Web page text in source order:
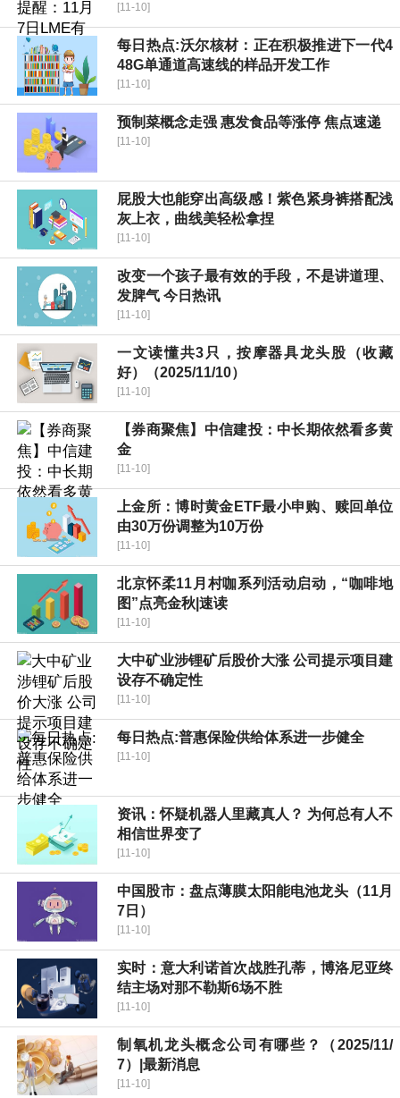
[11-10]
每日热点:沃尔核材：正在积极推进下一代4
48G单通道高速线的样品开发工作
[11-10]
预制菜概念走强 惠发食品等涨停 焦点速递
[11-10]
屁股大也能穿出高级感！紫色紧身裤搭配浅
灰上衣，曲线美轻松拿捏
[11-10]
改变一个孩子最有效的手段，不是讲道理、
发脾气 今日热讯
[11-10]
一文读懂共3只，按摩器具龙头股（收藏
好）（2025/11/10）
[11-10]
【券商聚焦】中信建投：中长期依然看多黄
金
[11-10]
上金所：博时黄金ETF最小申购、赎回单位
由30万份调整为10万份
[11-10]
北京怀柔11月村咖系列活动启动，“咖啡地
图”点亮金秋|速读
[11-10]
大中矿业涉锂矿后股价大涨 公司提示项目建
设存不确定性
[11-10]
每日热点:普惠保险供给体系进一步健全
[11-10]
资讯：怀疑机器人里藏真人？ 为何总有人不
相信世界变了
[11-10]
中国股市：盘点薄膜太阳能电池龙头（11月
7日）
[11-10]
实时：意大利诺首次战胜孔蒂，博洛尼亚终
结主场对那不勒斯6场不胜
[11-10]
制氧机龙头概念公司有哪些？（2025/11/
7）|最新消息
[11-10]